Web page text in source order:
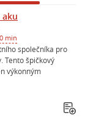
aku
min
společníka pro
Tento špičkový
výkonným